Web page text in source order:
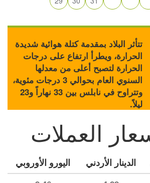
تتأثر البلاد بمقدمة كتلة هوائية شديدة
الحرارة، ويطرأ ارتفاع على درجات
الحرارة لتصبح أعلى من معدلها
السنوي العام بحوالي 3 درجات مئوية،
وتتراوح في نابلس بين 33 نهاراً و23
ليلاً.
العملات
الدينار الأردني اليورو الأوروبي